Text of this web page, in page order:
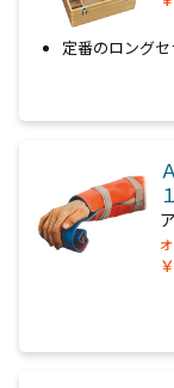
定番のロングセ
￥